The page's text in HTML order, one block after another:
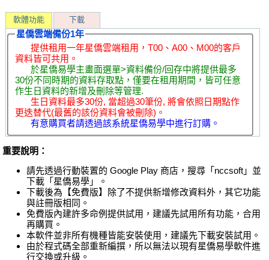
軟體功能 下載
星僑雲端備份1年
提供租用一年星僑雲端租用，T00、A00、M00的客戶
資料皆可共用。
於星僑易學主畫面選單>資料備份/回存中將提供最多
30份不同時期的資料存取點，僅要在租用期間，皆可任意
作生日資料的新增及刪除等管理.
生日資料最多30份, 當超過30筆份, 將會依照日期點作
更迭替代(最舊的該份資料會被刪除)。
有意購買者請透過該系統星僑易學中進行訂購。
重要說明：
請先透過行動裝置的 Google Play 商店，搜尋「nccsoft」並
下載「星僑易學」。
下載後為【免費版】除了不提供新增修改資料外，其它功能
與註冊版相同。
免費版內建許多命例提供試用，建議先試用所有功能，合用
再購買。
本軟件並非所有機種皆能安裝使用，建議先下載安裝試用。
由於程式碼全部重新編撰，所以無法以現有星僑易學軟件進
行交換或升級。